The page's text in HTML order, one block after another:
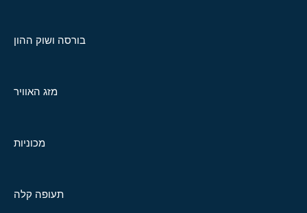
בורסה ושוק ההון
מזג האוויר
מכוניות
תעופה קלה